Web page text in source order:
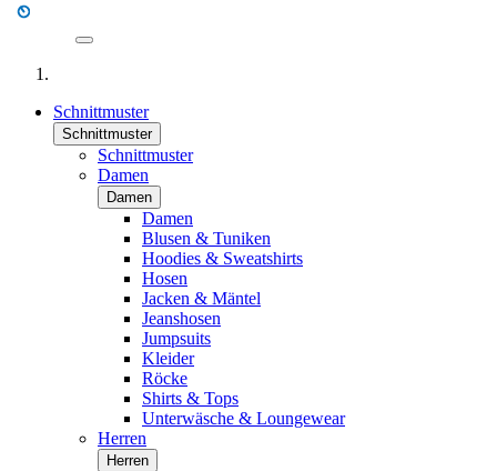
Schnittmuster
Schnittmuster
Schnittmuster
Damen
Damen
Damen
Blusen & Tuniken
Hoodies & Sweatshirts
Hosen
Jacken & Mäntel
Jeanshosen
Jumpsuits
Kleider
Röcke
Shirts & Tops
Unterwäsche & Loungewear
Herren
Herren